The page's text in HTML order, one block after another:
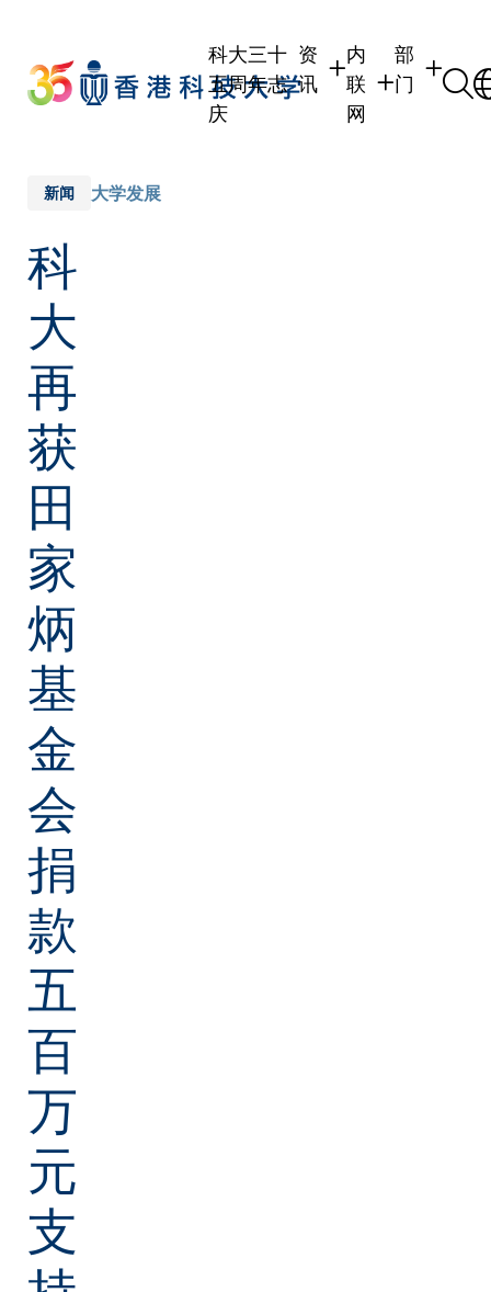
main
content
科大三十
五周年志
庆
资
讯
内
联
网
部
门
新闻 大学发展
科
大
再
获
田
家
炳
基
金
会
捐
款
五
百
万
元
支